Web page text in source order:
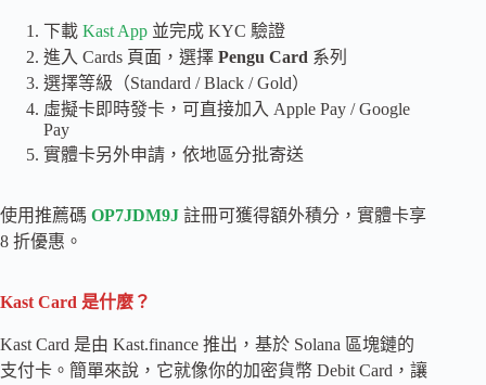
下載 Kast App 並完成 KYC 驗證
進入 Cards 頁面，選擇 Pengu Card 系列
選擇等級（Standard / Black / Gold）
虛擬卡即時發卡，可直接加入 Apple Pay / Google
Pay
實體卡另外申請，依地區分批寄送
使用推薦碼 OP7JDM9J 註冊可獲得額外積分，實體卡享
8 折優惠。
Kast Card 是什麼？
Kast Card 是由 Kast.finance 推出，基於 Solana 區塊鏈的
支付卡。簡單來說，它就像你的加密貨幣 Debit Card，讓